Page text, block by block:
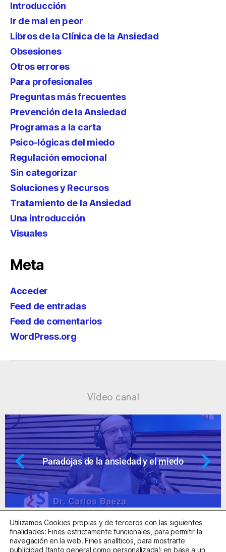
Introducción
Ir de mal en peor
Libros de la Clínica de la Ansiedad
Obsesiones
Otros errores
Para profesionales
Preguntas más frecuentes
Prevención de la Ansiedad
Programas a la carta
Psico-lógicas del miedo
Regulación emocional
Sin categorizar
Soluciones y Recursos
Tratamiento de la Ansiedad
Una introducción
Visuales
Meta
Acceder
Feed de entradas
Feed de comentarios
WordPress.org
Vídeo canal
y el miedo Ansiedad: supuestos
Utilizamos Cookies propias y de terceros con las siguientes
finalidades: Fines estrictamente funcionales, para permitir la
navegación en la web. Fines analíticos, para mostrarte
publicidad (tanto general como personalizada) en base a un